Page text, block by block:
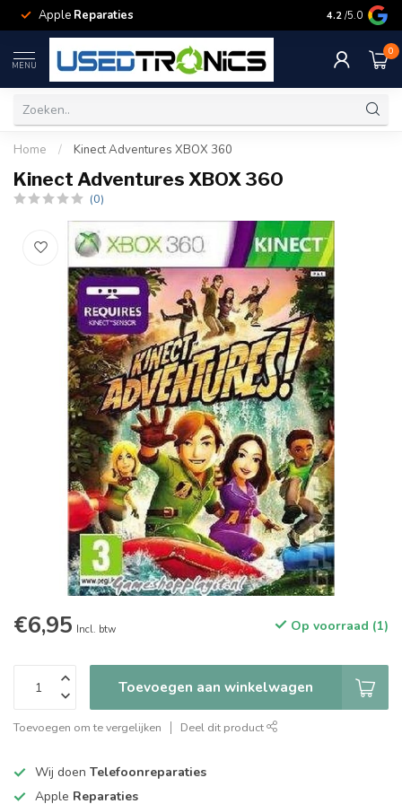
Apple Reparaties Samsung
4.2 /5.0
MENU
0
Home / Kinect Adventures XBOX 360
Kinect Adventures XBOX 360
(0)
€6,95 Incl. btw Op voorraad (1)
Toevoegen aan winkelwagen
Toevoegen om te vergelijken Deel dit product
Wij doen Telefoonreparaties
Apple Reparaties